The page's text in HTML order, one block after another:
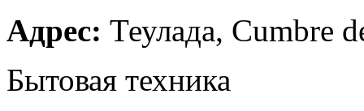
Адрес: Теулада, Cumbre
Бытовая техника